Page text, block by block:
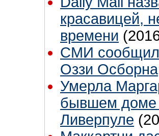
красавицей,
времени
СМИ
Оззи Осборна
Умерла
бывшем доме
Ливерпуле